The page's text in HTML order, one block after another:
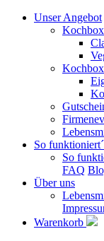
Unser Angebot
So
So
FAQ
Über uns
Warenkorb